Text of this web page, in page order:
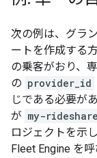
次の例は、グラ
ートを作成する
の乗客がおり、
の provider_id
じである必要が
が my-
ロジェクトを示
Fleet Engine を